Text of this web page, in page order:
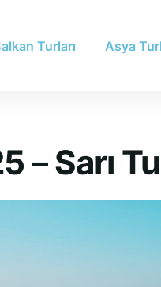
Turları Asya
Sarı